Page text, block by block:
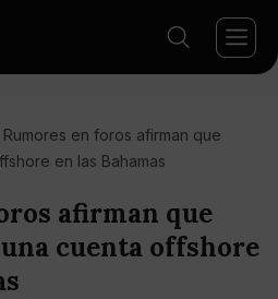
Rumores en foros afirman que
en las Bahamas
afirman que
cuenta offshore